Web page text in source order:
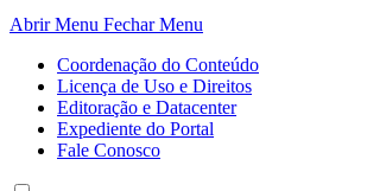
Abrir Menu Fechar Menu
Coordenação do Conteúdo
Licença de Uso e Direitos
Editoração e Datacenter
Expediente do Portal
Fale Conosco